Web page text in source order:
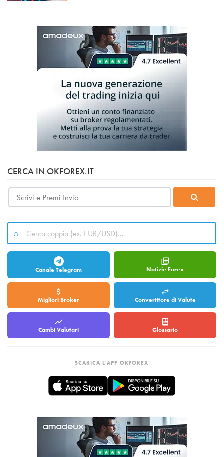
CERCA IN OKFOREX.IT
Canale Telegram Notizie Forex
Migliori Broker Convertitore di Valute
Cambi Valutari Glossario
SCARICA L'APP OKFOREX